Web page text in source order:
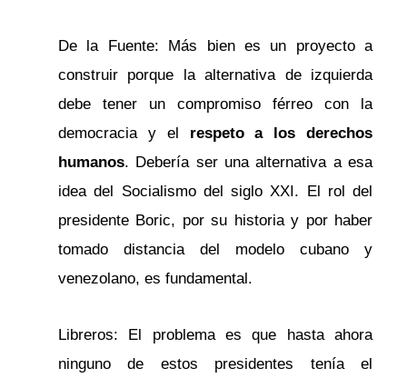
De la Fuente: Más bien es un proyecto a
construir porque la alternativa de izquierda
debe tener un compromiso férreo con la
democracia y el respeto a los derechos
humanos. Debería ser una alternativa a esa
idea del Socialismo del siglo XXI. El rol del
presidente Boric, por su historia y por haber
tomado distancia del modelo cubano y
venezolano, es fundamental.
Libreros: El problema es que hasta ahora
ninguno de estos presidentes tenía el